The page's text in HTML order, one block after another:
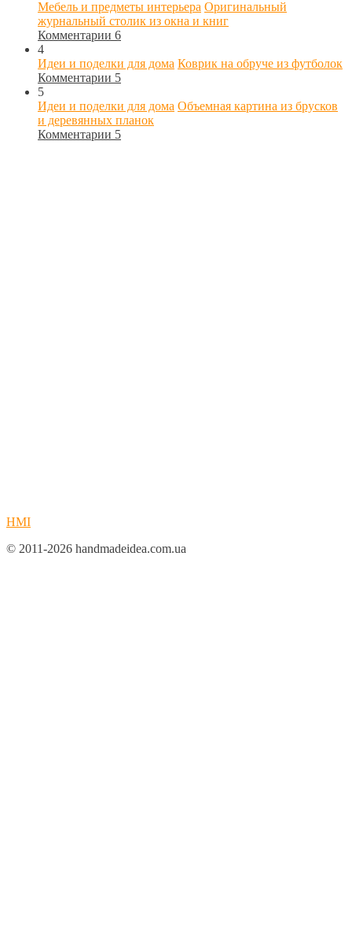
Мебель и предметы интерьера Оригинальный
журнальный столик из окна и книг
Комментарии 6
4
Идеи и поделки для дома Коврик на обруче из футболок
Комментарии 5
5
Идеи и поделки для дома Объемная картина из брусков
и деревянных планок
Комментарии 5
HMI
© 2011-2026 handmadeidea.com.ua